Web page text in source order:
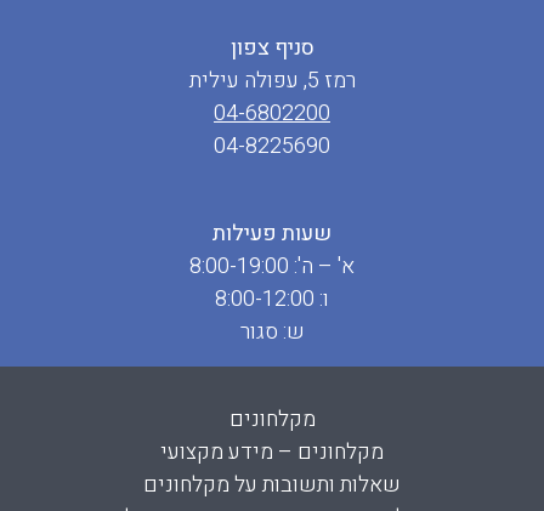
סניף צפון
רמז 5, עפולה עילית
04-6802200
04-8225690
שעות פעילות
א' – ה': 8:00-19:00
ו: 8:00-12:00
ש: סגור
מקלחונים
מקלחונים – מידע מקצועי
שאלות ותשובות על מקלחונים